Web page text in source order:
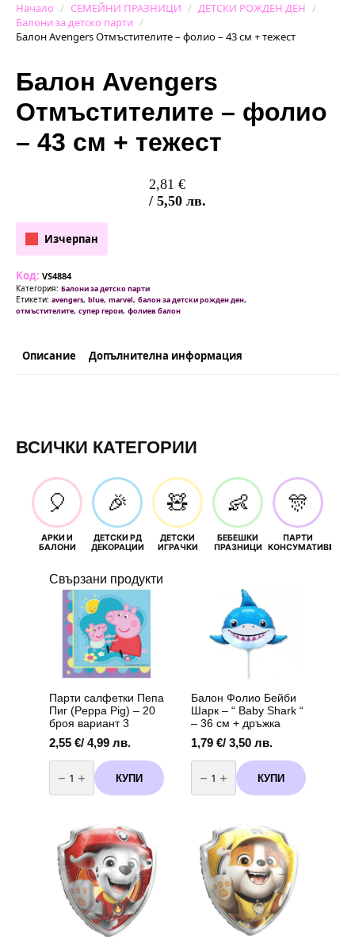
Начало СЕМЕЙНИ ПРАЗНИЦИ
ДЕТСКИ РОЖДЕН ДЕН
Балони за детско парти
Балон Avengers Отмъстителите – фолио – 43 см + тежест
Балон Avengers
Отмъстителите – фолио
– 43 см + тежест
2,81 €
/ 5,50 лв.
Изчерпан
Код: VS4884
Категория: Балони за детско парти
Етикети: avengers, blue, marvel, балон за детски рожден ден,
отмъстителите, супер герои, фолиев балон
Описание Допълнителна информация
ВСИЧКИ КАТЕГОРИИ
🎈
АРКИ И
БАЛОНИ
🎉
ДЕТСКИ РД
ДЕКОРАЦИИ
🧸
ДЕТСКИ
ИГРАЧКИ
👶
БЕБЕШКИ
ПРАЗНИЦИ
🎊
ПАРТИ
КОНСУМАТИВИ
Свързани продукти
Парти салфетки Пепа
Пиг (Peppa Pig) – 20
броя вариант 3
2,55 €/ 4,99 лв.
количество
за
Парти
салфетки
(Peppa
20
броя
вариант
КУПИ
Балон Фолио Бейби
Шарк – “ Baby Shark “
– 36 см + дръжка
1,79 €/ 3,50 лв.
количество
за
Балон
Фолио
Baby
Shark
дръжка
КУПИ